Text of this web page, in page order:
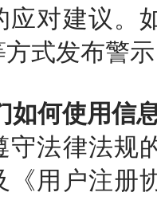
应对建议。
式发布警
如何使用信
守法律法规
《用户注册